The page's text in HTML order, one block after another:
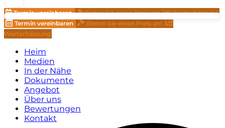
Termin vereinbaren Bieten Sie einen Preis an!
Wertschätzung
Termin vereinbaren
Bieten Sie einen Preis an!
Wertschätzung
Heim
Medien
In der Nähe
Dokumente
Angebot
Über uns
Bewertungen
Kontakt